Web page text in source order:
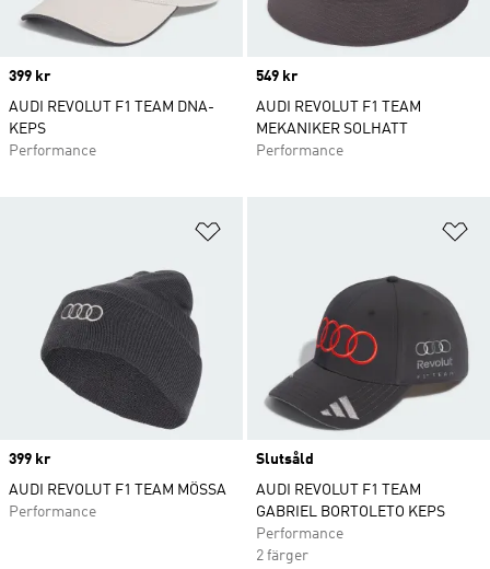
Price
399 kr
AUDI REVOLUT F1 TEAM DNA-
KEPS
Performance
Price
549 kr
AUDI REVOLUT F1 TEAM
MEKANIKER SOLHATT
Performance
Price
399 kr
AUDI REVOLUT F1 TEAM MÖSSA
Performance
Slutsåld
AUDI REVOLUT F1 TEAM
GABRIEL BORTOLETO KEPS
Performance
2 färger